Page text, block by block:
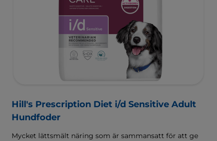
Hill's Prescription Diet i/d Sensitive Adult
Hundfoder
Mycket lättsmält näring som är sammansatt för att ge